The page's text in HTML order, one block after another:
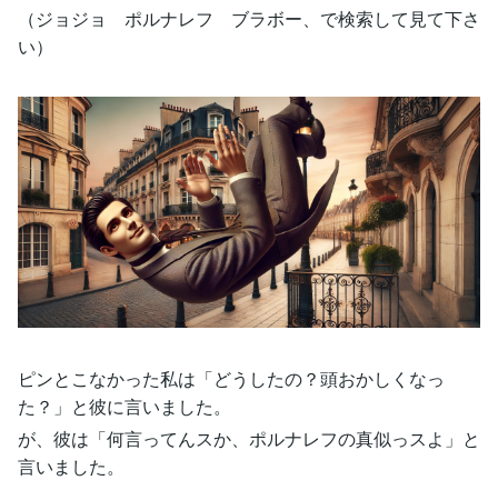
（ジョジョ ポルナレフ ブラボー、で検索して見て下さ
い）
ピンとこなかった私は「どうしたの？頭おかしくなっ
た？」と彼に言いました。
が、彼は「何言ってんスか、ポルナレフの真似っスよ」と
言いました。